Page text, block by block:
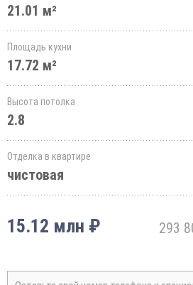
21.01 м²
Площадь кухни
17.72 м²
Высота потолка
2.8
Отделка в квартире
чистовая
15.12 млн ₽ 293